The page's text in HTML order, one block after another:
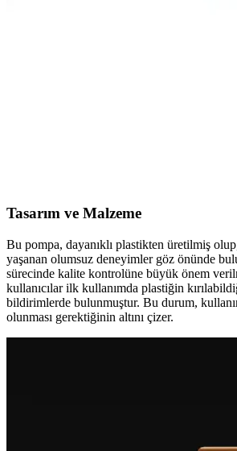
Tasarım ve Malzeme
Bu pompa, dayanıklı plastikten üretilmiş
yaşanan olumsuz deneyimler göz önünde
sürecinde kalite kontrolüne büyük önem
kullanıcılar ilk kullanımda plastiğin
bildirimlerde bulunmuştur. Bu durum,
olunması gerektiğinin altını çizer.